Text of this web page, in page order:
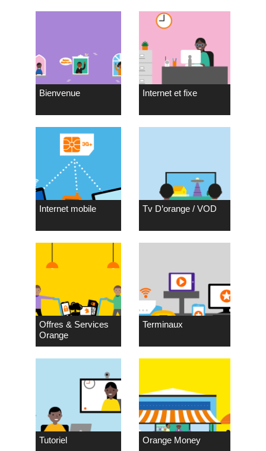
Bienvenue Internet et fixe
Internet mobile Tv D’orange / VOD
Offres & Services
Orange
Terminaux
Tutoriel Orange Money